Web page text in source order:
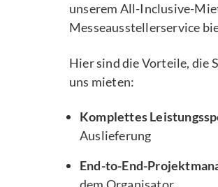
unserem All-Inclusive-
Messeausstellerservice
Hier sind die Vorteile, die
uns mieten:
Komplettes
Auslieferung
End-to-End-